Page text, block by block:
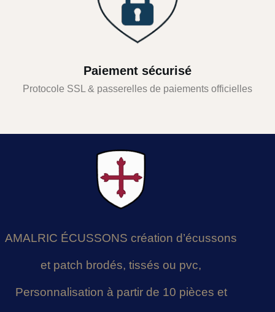
Paiement sécurisé
Protocole SSL & passerelles de paiements officielles
AMALRIC ÉCUSSONS création d’écussons
et patch brodés, tissés ou pvc,
Personnalisation à partir de 10 pièces et